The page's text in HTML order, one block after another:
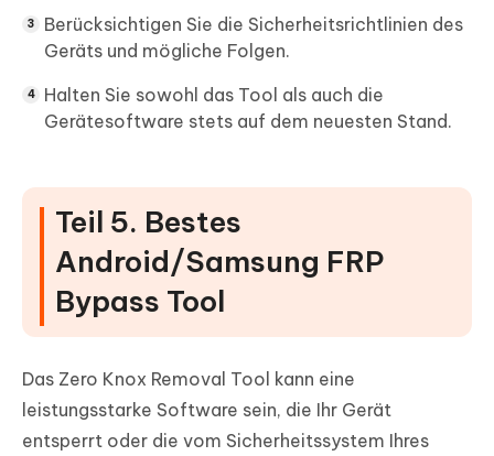
Berücksichtigen Sie die Sicherheitsrichtlinien des
Geräts und mögliche Folgen.
Halten Sie sowohl das Tool als auch die
Gerätesoftware stets auf dem neuesten Stand.
Teil 5. Bestes
Android/Samsung FRP
Bypass Tool
Das Zero Knox Removal Tool kann eine
leistungsstarke Software sein, die Ihr Gerät
entsperrt oder die vom Sicherheitssystem Ihres